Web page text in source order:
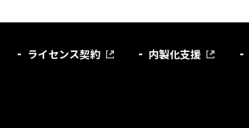
ライセンス契約 内製化支援